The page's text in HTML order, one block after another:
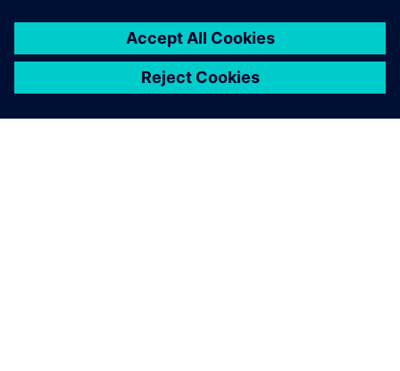
proizvodnjo s trajnostnimi rešitvami
| Stalna proizvodnja v farmacevtski industriji
| Optimizirajte kakovost, produktivnost in trajnost
pri proizvodnji baterij